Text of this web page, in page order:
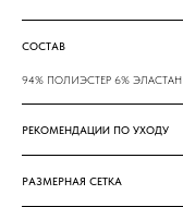
СОСТАВ
94% ПОЛИЭСТЕР 6% ЭЛАСТАН
РЕКОМЕНДАЦИИ ПО УХОДУ
РАЗМЕРНАЯ СЕТКА